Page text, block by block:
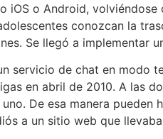
iOS o Android,
conozcan la
Se llegó a implementar
servicio de chat en modo
en abril de 2010. A las
De esa manera
a un sitio web que